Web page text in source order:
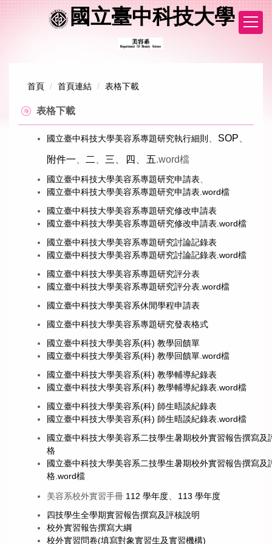
國立臺中科技大學
首頁 首頁連結 表格下載
表格下載
國立臺中科技大學美容系專題研究執行細則 SOP
附件一 二 三、 四 、 五.word檔
國立臺中科技大學美容系專題研究申請表
國立臺中科技大學美容系專題研究申請表.word檔
國立臺中科技大學美容系專題研究修改申請表
國立臺中科技大學美容系專題研究修改申請表.word檔
國立臺中科技大學美容系專題研究討論記錄表
國立臺中科技大學美容系專題研究討論記錄表.word檔
國立臺中科技大學美容系專題研究評分表
國立臺中科技大學美容系專題研究評分表.word檔
國立臺中科技大學美容系休閒學程申請表
國立臺中科技大學美容系專題研究發表格式
國立臺中科技大學美容系(科) 教學回饋單
國立臺中科技大學美容系(科) 教學回饋單.word檔
國立臺中科技大學美容系(科) 教學輔導紀錄表
國立臺中科技大學美容系(科) 教學輔導紀錄表.word檔
國立臺中科技大學美容系(科) 師生晤談紀錄表
國立臺中科技大學美容系(科) 師生晤談紀錄表.word檔
國立臺中科技大學美容系二技學生暑期校外實習報告撰寫及
格
國立臺中科技大學美容系二技學生暑期校外實習報告撰寫及
格.word檔
美容系校外實習手冊 112 學年度
113 學年度
四技學生全學期實習報告撰寫及評核說明
校外實習報告撰寫大綱
校外實習問卷(填寫對象實習生及實習機構)